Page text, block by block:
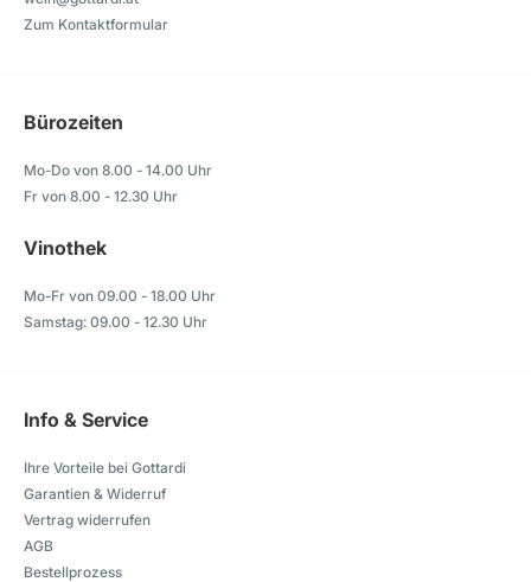
Zum Kontaktformular
Bürozeiten
Mo-Do von 8.00 - 14.00 Uhr
Fr von 8.00 - 12.30 Uhr
Vinothek
Mo-Fr von 09.00 - 18.00 Uhr
Samstag: 09.00 - 12.30 Uhr
Info & Service
Ihre Vorteile bei Gottardi
Garantien & Widerruf
Vertrag widerrufen
AGB
Bestellprozess